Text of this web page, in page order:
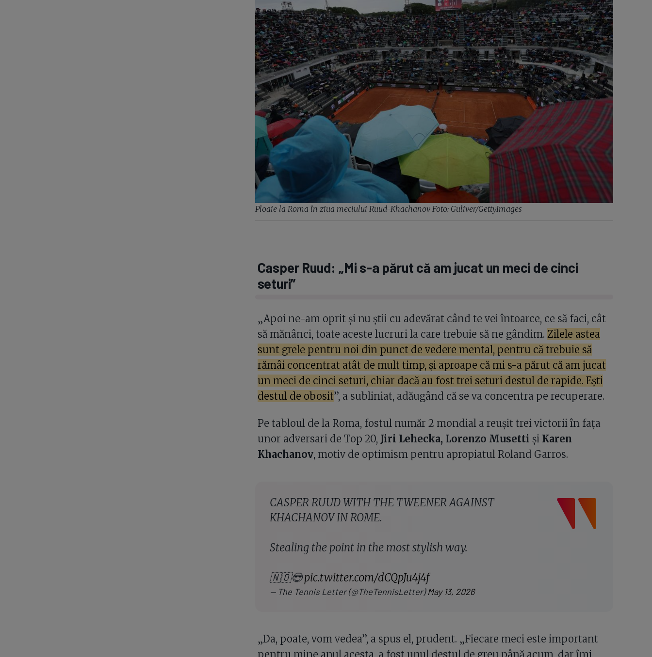
Ploaie la Roma în ziua meciului Ruud-Khachanov Foto: Guliver/GettyImages
Casper Ruud: „Mi s-a părut că am jucat un meci de cinci
seturi”
„Apoi ne-am oprit și nu știi cu adevărat când te vei întoarce, ce să faci, cât
să mănânci, toate aceste lucruri la care trebuie să ne gândim. Zilele astea
sunt grele pentru noi din punct de vedere mental, pentru că trebuie să
rămâi concentrat atât de mult timp, și aproape că mi s-a părut că am jucat
un meci de cinci seturi, chiar dacă au fost trei seturi destul de rapide. Ești
destul de obosit”, a subliniat, adăugând că se va concentra pe recuperare.
Pe tabloul de la Roma, fostul număr 2 mondial a reușit trei victorii în fața
unor adversari de Top 20, Jiri Lehecka, Lorenzo Musetti și Karen
Khachanov, motiv de optimism pentru apropiatul Roland Garros.
CASPER RUUD WITH THE TWEENER AGAINST
KHACHANOV IN ROME.
Stealing the point in the most stylish way.
🇳🇴😎pic.twitter.com/dCQpJu4j4f
— The Tennis Letter (@TheTennisLetter)May 13, 2026
„Da, poate, vom vedea”, a spus el, prudent. „Fiecare meci este important
pentru mine anul acesta, a fost unul destul de greu până acum, dar îmi